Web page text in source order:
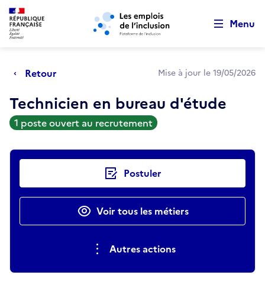
Aller au menu principal Aller au contenu principal
Menu
Retour Mise à jour le 19/05/2026
Technicien en bureau d'étude
1 poste ouvert au recrutement
Actions rapides Postuler
Voir tous les métiers
Autres actions
Retour au début de la page
Panneau de gestion des cookies